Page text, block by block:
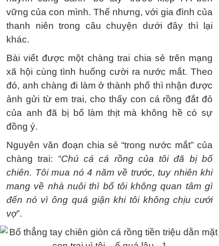
vững của con mình. Thế nhưng, với gia đình của
thanh niên trong câu chuyện dưới đây thì lại
khác.
Bài viết được một chàng trai chia sẻ trên mạng
xã hội cùng tình huống cười ra nước mắt. Theo
đó, anh chàng đi làm ở thành phố thì nhận được
ảnh gửi từ em trai, cho thấy con cá rồng đắt đỏ
của anh đã bị bố làm thịt mà không hề có sự
đồng ý.
Nguyên văn đoạn chia sẻ “trong nước mắt” của
chàng trai: “Chú cá cá rồng của tôi đã bị bố
chiên. Tôi mua nó 4 năm về trước, tuy nhiên khi
mang về nhà nuôi thì bố tôi không quan tâm gì
đến nó vì ông quá giận khi tôi không chịu cưới
vợ”.